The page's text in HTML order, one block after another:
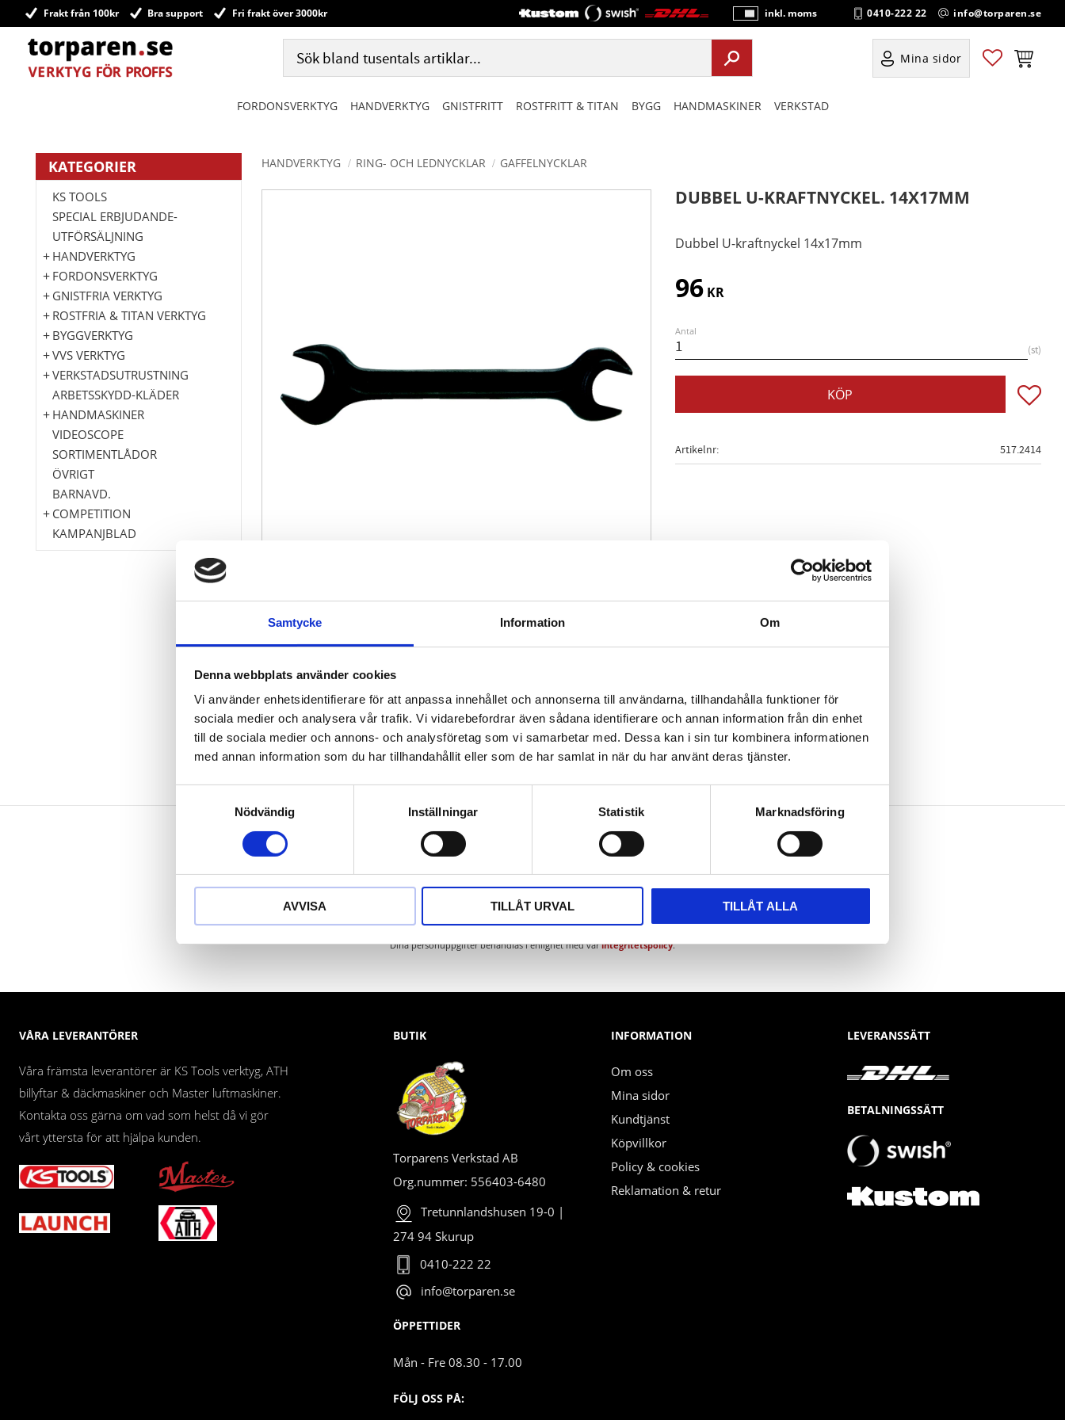
Samtycke Information Om
Denna webbplats använder cookies
Vi använder enhetsidentifierare för att anpassa innehållet och annonserna till användarna, tillhandahålla funktioner för
sociala medier och analysera vår trafik. Vi vidarebefordrar även sådana identifierare och annan information från din enhet
till de sociala medier och annons- och analysföretag som vi samarbetar med. Dessa kan i sin tur kombinera informationen
med annan information som du har tillhandahållit eller som de har samlat in när du har använt deras tjänster.
Nödvändig
Inställningar Statistik Marknadsföring
AVVISA TILLÅT URVAL TILLÅT ALLA
Frakt från 100kr Bra support Fri frakt över 3000kr
P
ri
s
e
vi
inkl. moms 0410-222 22 info@torparen.se
Mina sidor Favoriter
FORDONSVERKTYG HANDVERKTYG GNISTFRITT ROSTFRITT & TITAN BYGG HANDMASKINER VERKSTAD
HANDVERKTYG RING- OCH LEDNYCKLAR GAFFELNYCKLAR
DUBBEL U-KRAFTNYCKEL. 14X17MM
Dubbel U-kraftnyckel 14x17mm
96KR
Antal
st
KÖP Lägg
Artikelnr 517.2414
DIN 895 / ISO 3318 / ISO 1085
Behandlat med fosfor
Krom vanadium
KATEGORIER
KS TOOLS
SPECIAL ERBJUDANDE-
UTFÖRSÄLJNING
HANDVERKTYG
FORDONSVERKTYG
GNISTFRIA VERKTYG
ROSTFRIA & TITAN VERKTYG
BYGGVERKTYG
VVS VERKTYG
VERKSTADSUTRUSTNING
ARBETSSKYDD-KLÄDER
HANDMASKINER
VIDEOSCOPE
SORTIMENTLÅDOR
ÖVRIGT
BARNAVD.
COMPETITION
KAMPANJBLAD
Dina personuppgifter behandlas i enlighet med vårintegritetspolicy.
VÅRA LEVERANTÖRER
Våra främsta leverantörer är KS Tools verktyg, ATH
billyftar & däckmaskiner och Master luftmaskiner.
Kontakta oss gärna om vad som helst då vi gör
vårt yttersta för att hjälpa kunden.
BUTIK
Torparens Verkstad AB
Org.nummer: 556403-6480
Tretunnlandshusen 19-0 |
274 94 Skurup
0410-222 22
info@torparen.se
ÖPPETTIDER
Mån - Fre 08.30 - 17.00
FÖLJ OSS PÅ:
INFORMATION
Om oss
Mina sidor
Kundtjänst
Köpvillkor
Policy & cookies
Reklamation & retur
LEVERANSSÄTT
BETALNINGSSÄTT